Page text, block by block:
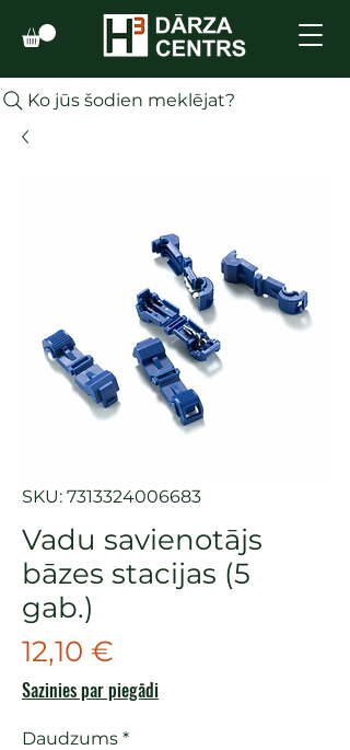
Ko jūs šodien meklējat?
SKU: 7313324006683
Vadu savienotājs
bāzes stacijas (5
gab.)
12,10 €
Sazinies par piegādi
Daudzums *